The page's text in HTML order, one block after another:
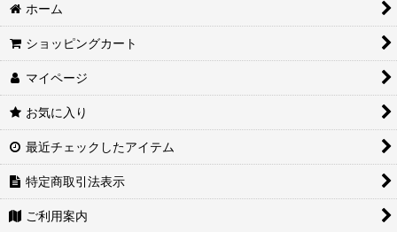
ホーム
ショッピングカート
マイページ
お気に入り
最近チェックしたアイテム
特定商取引法表示
ご利用案内